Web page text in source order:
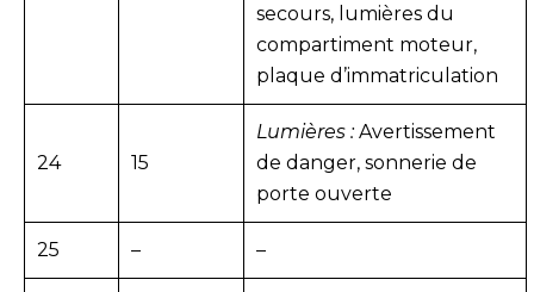
secours, lumières du
compartiment moteur,
plaque d’immatriculation
24 15
Lumières :Avertissement
de danger, sonnerie de
porte ouverte
25 – –